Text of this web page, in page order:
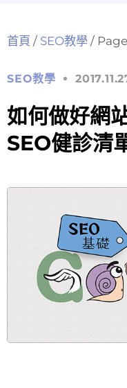
首頁 / SEO教學/
SEO教學
如何做好網
SEO健診清